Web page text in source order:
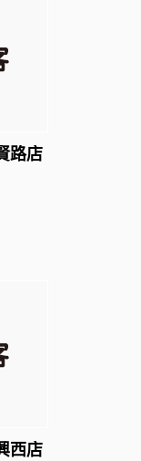
路店
西店